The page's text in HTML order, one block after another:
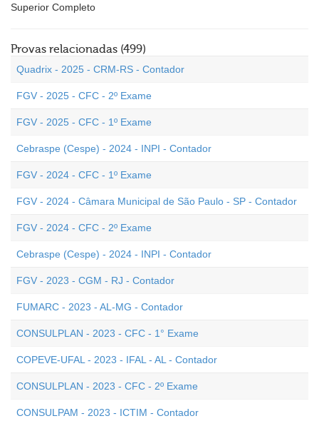
Superior Completo
Provas relacionadas (499)
Quadrix - 2025 - CRM-RS - Contador
FGV - 2025 - CFC - 2º Exame
FGV - 2025 - CFC - 1º Exame
Cebraspe (Cespe) - 2024 - INPI - Contador
FGV - 2024 - CFC - 1º Exame
FGV - 2024 - Câmara Municipal de São Paulo - SP - Contador
FGV - 2024 - CFC - 2º Exame
Cebraspe (Cespe) - 2024 - INPI - Contador
FGV - 2023 - CGM - RJ - Contador
FUMARC - 2023 - AL-MG - Contador
CONSULPLAN - 2023 - CFC - 1° Exame
COPEVE-UFAL - 2023 - IFAL - AL - Contador
CONSULPLAN - 2023 - CFC - 2º Exame
CONSULPAM - 2023 - ICTIM - Contador